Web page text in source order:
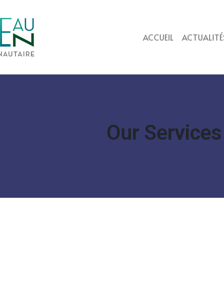
ACCUEIL
Our Services